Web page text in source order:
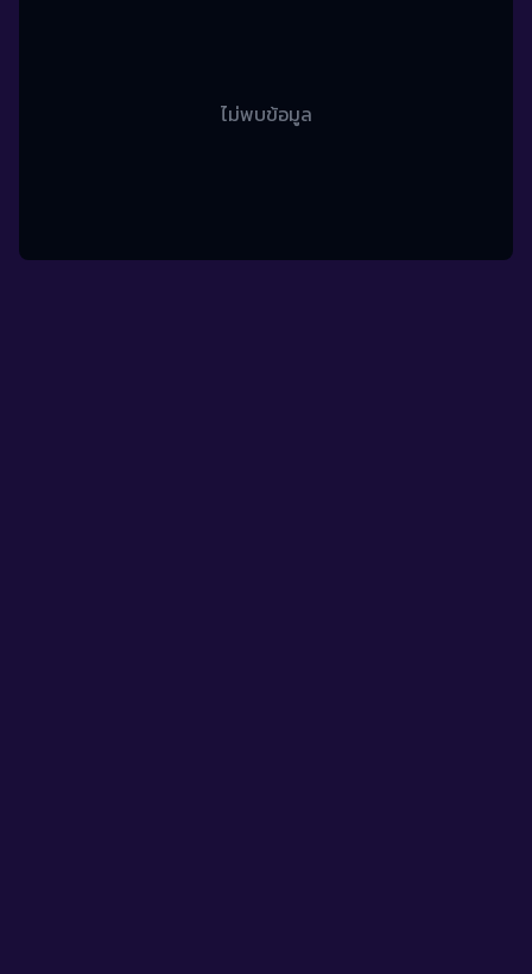
ไม่พบข้อมูล